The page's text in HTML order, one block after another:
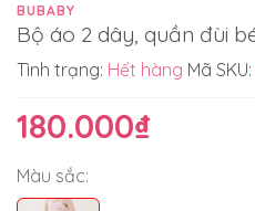
BUBABY
Bộ áo 2 dây, quần đùi bé
Tình trạng: Hết hàng Mã SKU:
180.000₫
Màu sắc: